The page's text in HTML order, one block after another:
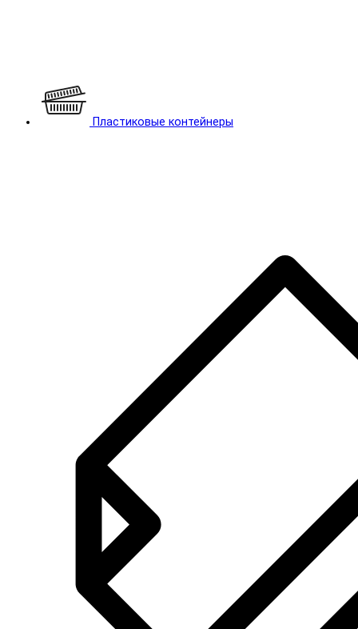
Пластиковые контейнеры